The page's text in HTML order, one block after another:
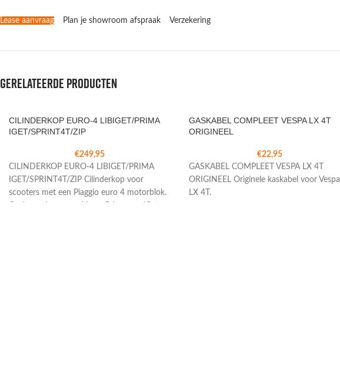
Lease aanvraag Plan je showroom afspraak Verzekering
Gerelateerde producten
CILINDERKOP EURO-4 LIBIGET/PRIMA
IGET/SPRINT4T/ZIP
€249,95
CILINDERKOP EURO-4 LIBIGET/PRIMA
IGET/SPRINT4T/ZIP Cilinderkop voor
scooters met een Piaggio euro 4 motorblok.
GASKABEL COMPLEET VESPA LX 4T
ORIGINEEL
€22,95
GASKABEL COMPLEET VESPA LX 4T
ORIGINEEL Originele kaskabel voor Vespa
LX 4T.